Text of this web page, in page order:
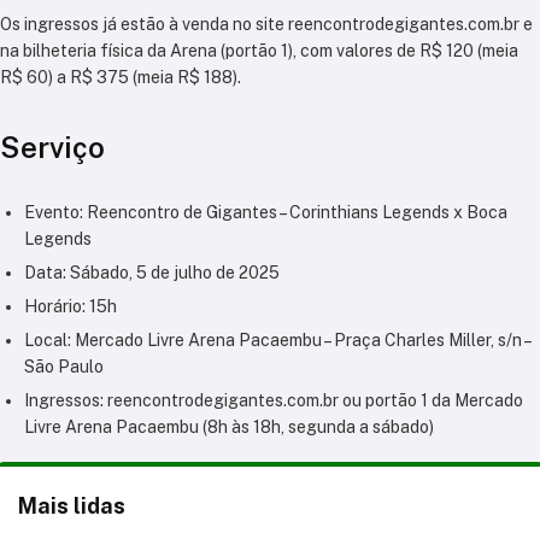
Os ingressos já estão à venda no site reencontrodegigantes.com.br e
na bilheteria física da Arena (portão 1), com valores de R$ 120 (meia
R$ 60) a R$ 375 (meia R$ 188).
Serviço
Evento: Reencontro de Gigantes – Corinthians Legends x Boca
Legends
Data: Sábado, 5 de julho de 2025
Horário: 15h
Local: Mercado Livre Arena Pacaembu – Praça Charles Miller, s/n –
São Paulo
Ingressos: reencontrodegigantes.com.br ou portão 1 da Mercado
Livre Arena Pacaembu (8h às 18h, segunda a sábado)
Mais lidas